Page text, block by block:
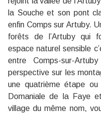
la Souche et son pont
enfin Comps sur Artuby.
forêts de l’Artuby qui
espace naturel sensible
entre Comps-sur-
perspective sur les
une quatrième étape
Domaniale de la Faye
village du même nom,